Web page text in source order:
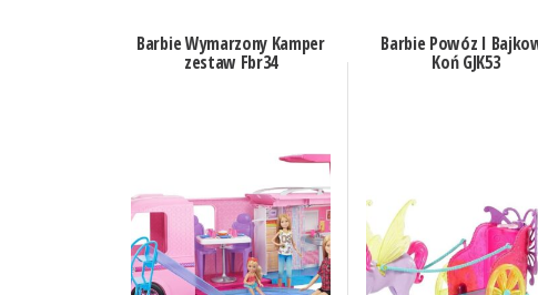
Barbie Wymarzony Kamper
zestaw Fbr34
Barbie Powóz I
Koń GJK53